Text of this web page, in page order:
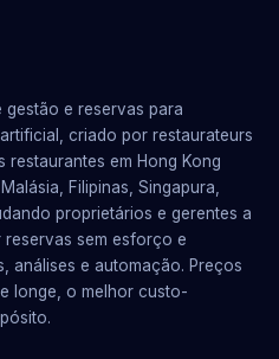
e reservas para
criado por restaurateurs
restaurantes em Hong Kong
Filipinas, Singapura,
proprietários e gerentes a
reservas sem esforço e
análises e automação. Preços
longe, o melhor custo-